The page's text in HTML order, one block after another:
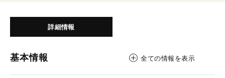
詳細情報
基本情報 全ての情報を表示